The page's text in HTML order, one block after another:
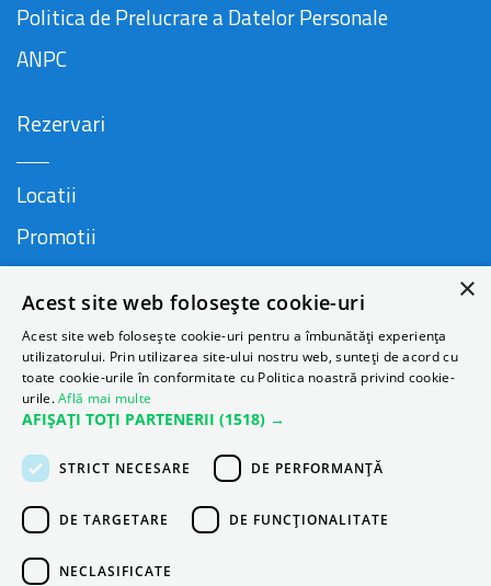
Politica de Prelucrare a Datelor Personale
ANPC
Rezervari
Locatii
Promotii
Companie
Contact
Despre Autonom
×
Acest site web folosește cookie-uri
Acest site web folosește cookie-uri pentru a îmbunătăți experiența
utilizatorului. Prin utilizarea site-ului nostru web, sunteți de acord cu
toate cookie-urile în conformitate cu Politica noastră privind cookie-
urile.Află mai multe
AFIȘAȚI TOȚI PARTENERII (1518) →
STRICT NECESARE DE PERFORMANȚĂ
DE TARGETARE DE FUNCŢIONALITATE
NECLASIFICATE